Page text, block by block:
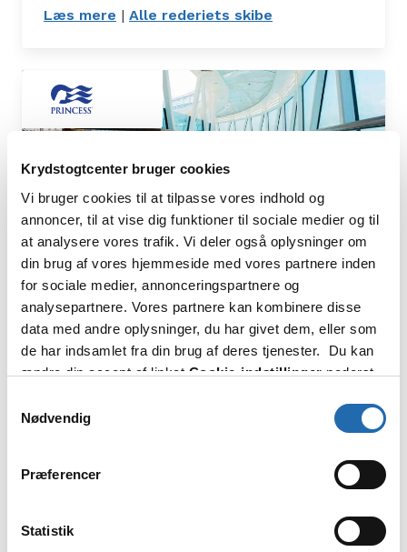
Krydstogtcenter bruger cookies
Vi bruger cookies til at tilpasse vores indhold og
annoncer, til at vise dig funktioner til sociale medier og til
at analysere vores trafik. Vi deler også oplysninger om
din brug af vores hjemmeside med vores partnere inden
for sociale medier, annonceringspartnere og
analysepartnere. Vores partnere kan kombinere disse
data med andre oplysninger, du har givet dem, eller som
de har indsamlet fra din brug af deres tjenester. Du kan
ændre din accept af linketCookie-indstillingernederst
Nødvendig
Præferencer
Statistik
Læs mere : Holland America Line
| Alle rederiets skibe
Princess Cruises
Princess Cruises' krydstogtskibe besejler
flere destinationer end noget andet rederi.
Der er bl.a. mulighed for krydstogter i
Middelhavet og Caribien, til Alaska og
Australien og gennem…